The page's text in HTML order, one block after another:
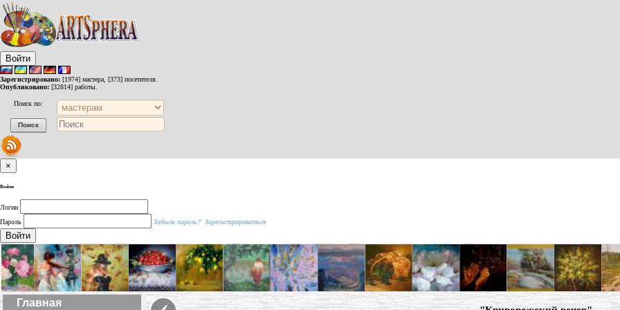
Войти
Зарегистрировано: [1974] мастера, [373] посетителя.
Опубликовано: [32814] работы.
Поиск по:
×
Войти
Логин
Пароль
Забыли пароль? Зарегистрироваться
Войти
Главная